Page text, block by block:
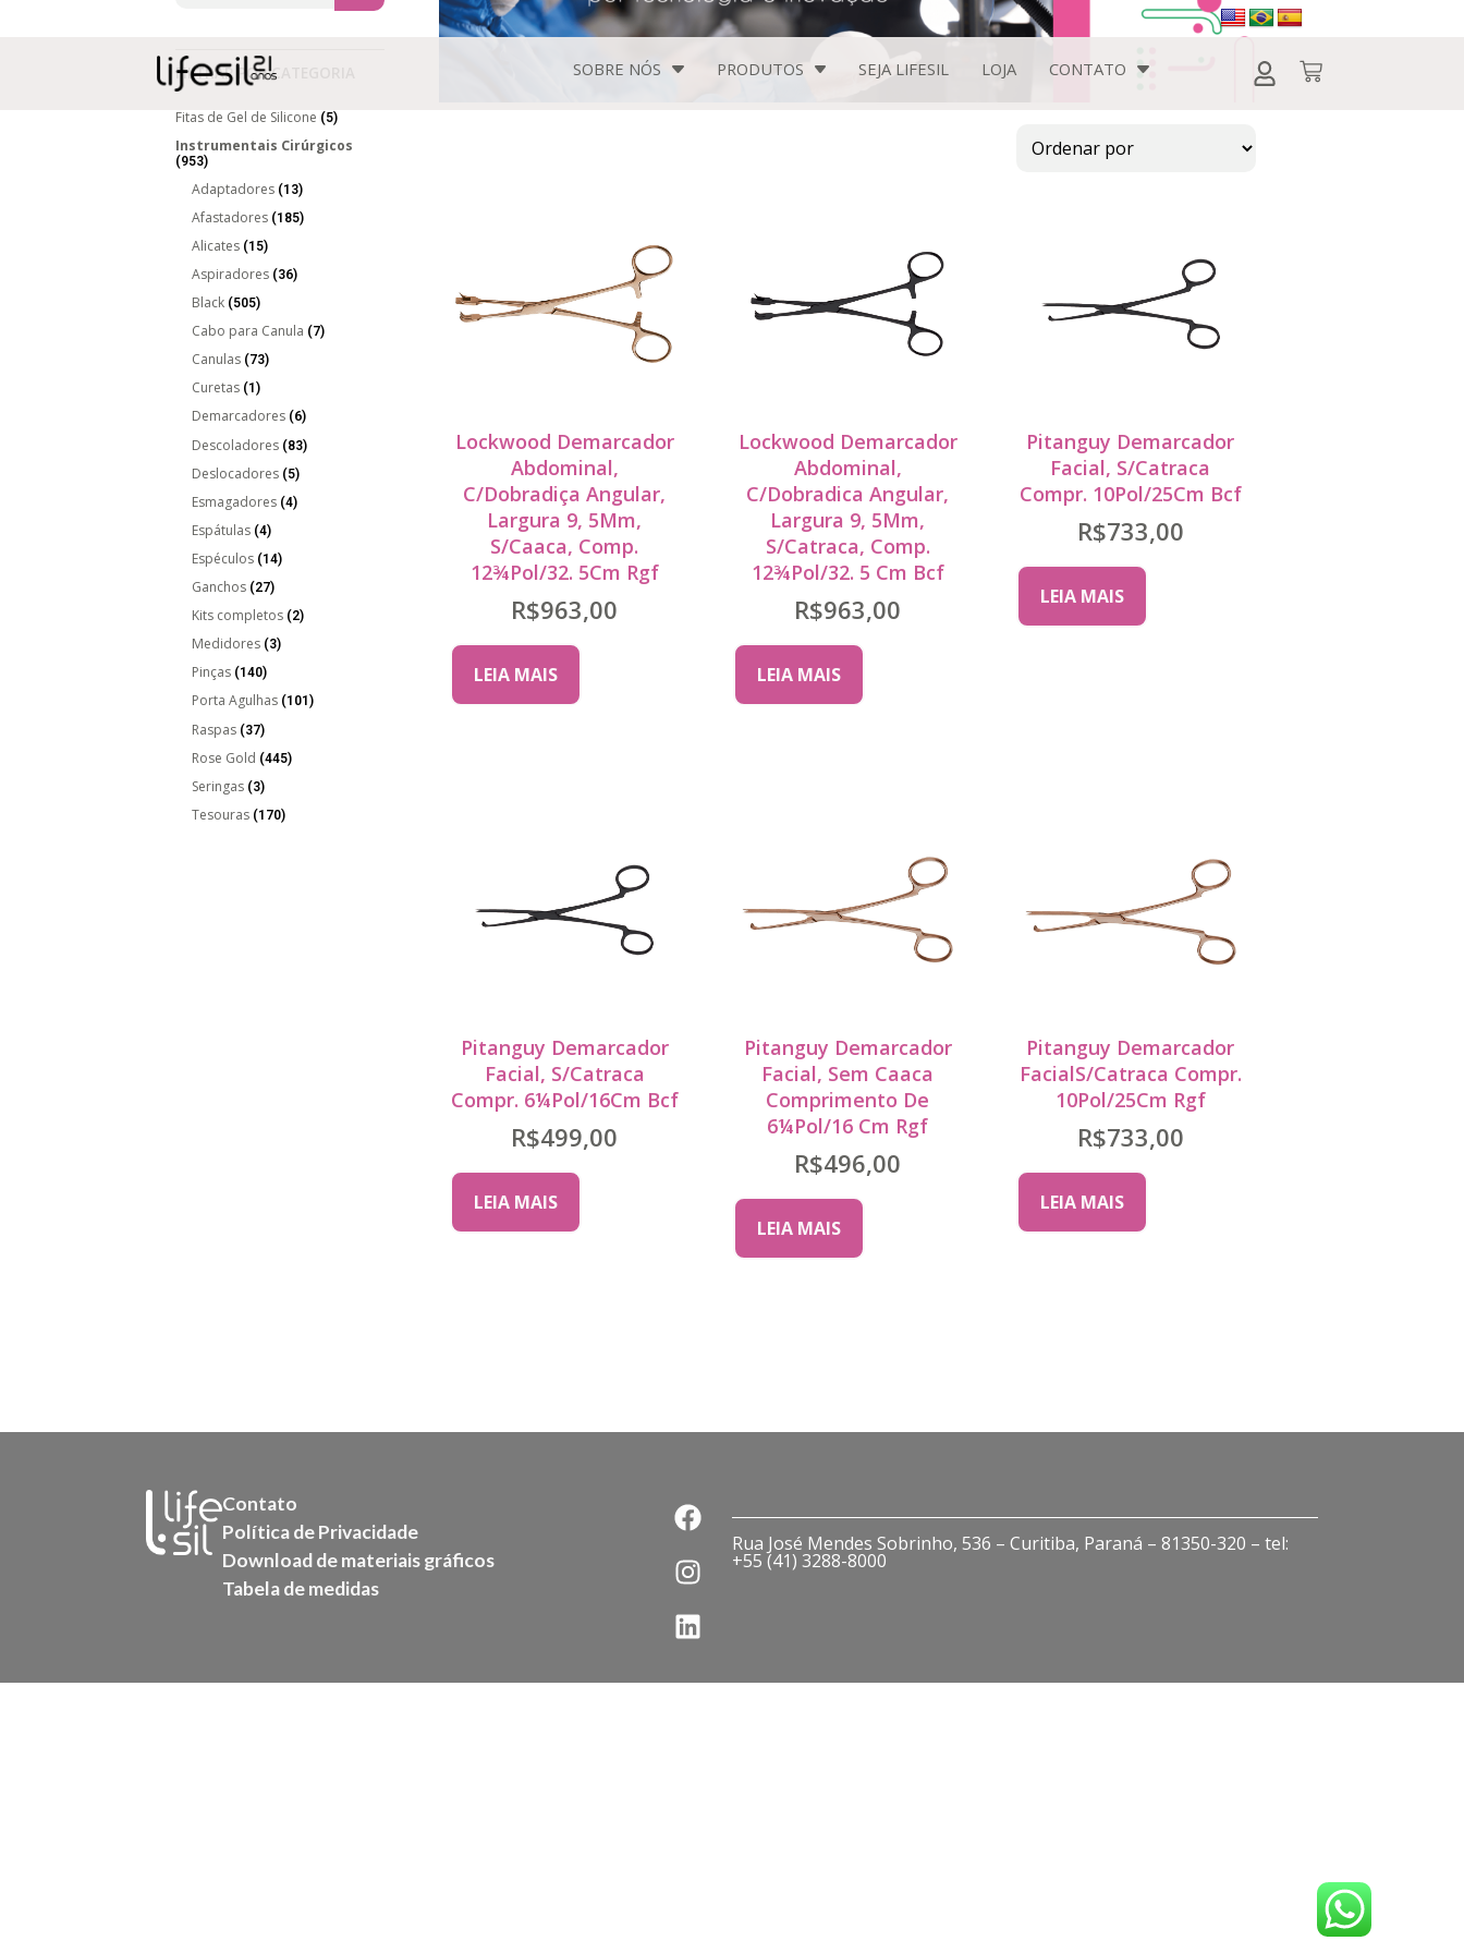
SOBRE NÓS PRODUTOS SEJA LIFESIL LOJA CONTATO
FILTRAR POR CATEGORIA
Fitas de Gel de Silicone (5)
Instrumentais Cirúrgicos
(953)
Adaptadores (13)
Afastadores (185)
Alicates (15)
Aspiradores (36)
Black (505)
Cabo para Canula (7)
Canulas (73)
Curetas (1)
Demarcadores (6)
Descoladores (83)
Deslocadores (5)
Esmagadores (4)
Espátulas (4)
Espéculos (14)
Ganchos (27)
Kits completos (2)
Medidores (3)
Pinças (140)
Porta Agulhas (101)
Raspas (37)
Rose Gold (445)
Seringas (3)
Tesouras (170)
Lockwood Demarcador
Abdominal,
C/Dobradiça Angular,
Largura 9, 5Mm,
S/Caaca, Comp.
12¾Pol/32. 5Cm Rgf
R$963,00
LEIA MAIS
Lockwood Demarcador
Abdominal,
C/Dobradica Angular,
Largura 9, 5Mm,
S/Catraca, Comp.
12¾Pol/32. 5 Cm Bcf
R$963,00
LEIA MAIS
Pitanguy Demarcador
Facial, S/Catraca
Compr. 10Pol/25Cm Bcf
R$733,00
LEIA MAIS
Pitanguy Demarcador
Facial, S/Catraca
Compr. 6¼Pol/16Cm Bcf
R$499,00
LEIA MAIS
Pitanguy Demarcador
Facial, Sem Caaca
Comprimento De
6¼Pol/16 Cm Rgf
R$496,00
LEIA MAIS
Pitanguy Demarcador
FacialS/Catraca Compr.
10Pol/25Cm Rgf
R$733,00
LEIA MAIS
Contato
Política de Privacidade
Download de materiais gráficos
Tabela de medidas
Rua José Mendes Sobrinho, 536 – Curitiba, Paraná – 81350-320 – tel:
+55 (41) 3288-8000